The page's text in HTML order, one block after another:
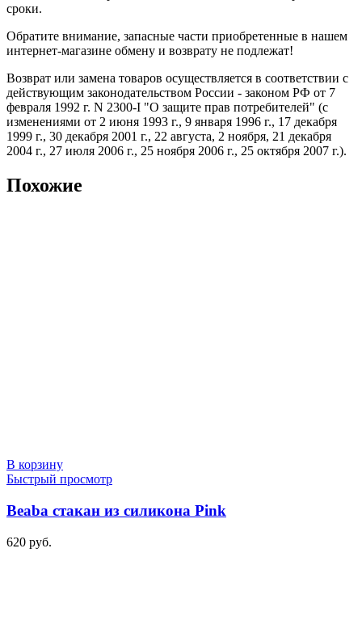
сроки.
Обратите внимание, запасные части приобретенные в нашем
интернет-магазине обмену и возврату не подлежат!
Возврат или замена товаров осуществляется в соответствии с
действующим законодательством России - законом РФ от 7
февраля 1992 г. N 2300-I "О защите прав потребителей" (с
изменениями от 2 июня 1993 г., 9 января 1996 г., 17 декабря
1999 г., 30 декабря 2001 г., 22 августа, 2 ноября, 21 декабря
2004 г., 27 июля 2006 г., 25 ноября 2006 г., 25 октября 2007 г.).
Похожие
В корзину
Быстрый просмотр
Beaba стакан из силикона Pink
620 руб.